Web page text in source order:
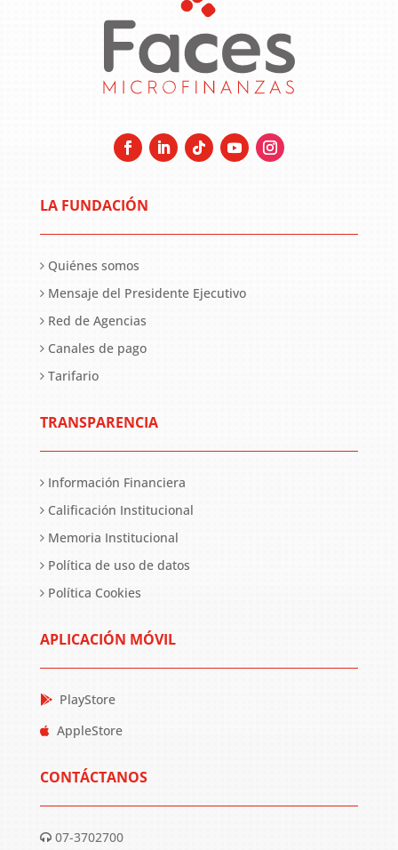
LA FUNDACIÓN
Quiénes somos
Mensaje del Presidente Ejecutivo
Red de Agencias
Canales de pago
Tarifario
TRANSPARENCIA
Información Financiera
Calificación Institucional
Memoria Institucional
Política de uso de datos
Política Cookies
APLICACIÓN MÓVIL
PlayStore
AppleStore
CONTÁCTANOS
07-3702700